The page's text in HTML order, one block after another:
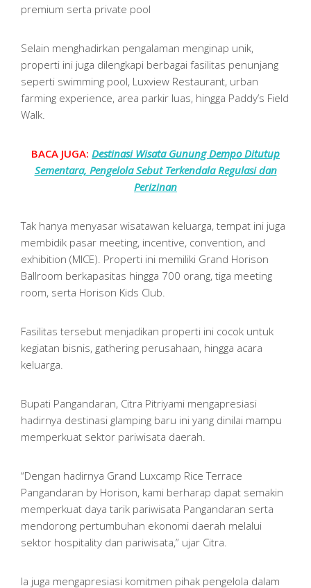
premium serta private pool
Selain menghadirkan pengalaman menginap unik,
properti ini juga dilengkapi berbagai fasilitas penunjang
seperti swimming pool, Luxview Restaurant, urban
farming experience, area parkir luas, hingga Paddy’s Field
Walk.
BACA JUGA: Destinasi Wisata Gunung Dempo Ditutup
Sementara, Pengelola Sebut Terkendala Regulasi dan
Perizinan
Tak hanya menyasar wisatawan keluarga, tempat ini juga
membidik pasar meeting, incentive, convention, and
exhibition (MICE). Properti ini memiliki Grand Horison
Ballroom berkapasitas hingga 700 orang, tiga meeting
room, serta Horison Kids Club.
Fasilitas tersebut menjadikan properti ini cocok untuk
kegiatan bisnis, gathering perusahaan, hingga acara
keluarga.
Bupati Pangandaran, Citra Pitriyami mengapresiasi
hadirnya destinasi glamping baru ini yang dinilai mampu
memperkuat sektor pariwisata daerah.
“Dengan hadirnya Grand Luxcamp Rice Terrace
Pangandaran by Horison, kami berharap dapat semakin
memperkuat daya tarik pariwisata Pangandaran serta
mendorong pertumbuhan ekonomi daerah melalui
sektor hospitality dan pariwisata,” ujar Citra.
Ia juga mengapresiasi komitmen pihak pengelola dalam